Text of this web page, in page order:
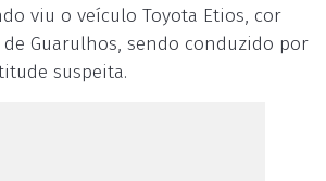
viu o veículo Toyota Etios, cor
de Guarulhos, sendo conduzido por
suspeita.